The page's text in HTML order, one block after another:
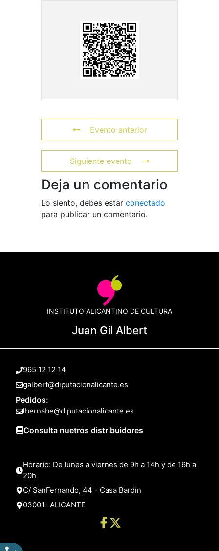
Evento anterior
Siguiente evento
Deja un comentario
Lo siento, debes estar conectado
para publicar un comentario.
INSTITUTO ALICANTINO DE CULTURA
Juan Gil Albert
965 12 12 14
galbert@diputacionalicante.es
Pedidos:
lbernabe@diputacionalicante.es
Consulta nuetros distribuidores
Horario: De lunes a viernes de 9h a 14h y de 16h a
20h
C/ SanFernando, 44 - Casa Bardín
03001- ALICANTE